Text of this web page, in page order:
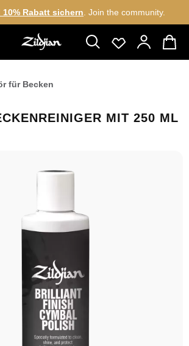
Rabatt sichern . Join the community.
für Becken
MIT 250 ML